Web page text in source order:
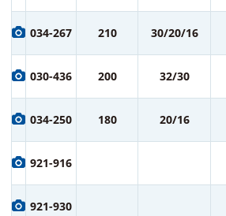
034-267 210 30/20/16
030-436 200 32/30
034-250 180 20/16
921-916
921-930